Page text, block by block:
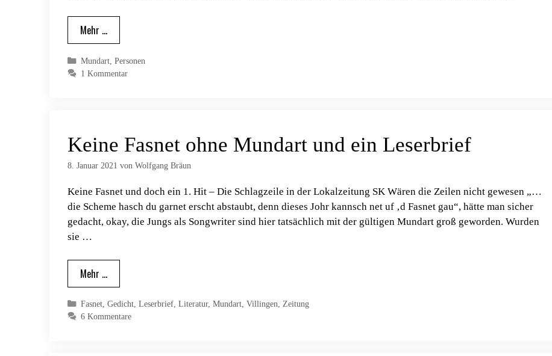
Mehr …
Kategorien
Mundart, Personen
1 Kommentar
Keine Fasnet ohne Mundart und ein Leserbrief
8. Januar 2021 von Wolfgang Bräun
Keine Fasnet und doch ein 1. Hit – Die Schlagzeile in der Lokalzeitung SK Wären die Zeilen nicht gewesen „…
die Scheme hasch du garnet erscht abstaubt, denn dieses Johr kannsch net uf ‚d Fasnet gau“, hätte man sicher
gedacht, okay, die Jungs als Songwriter sind hier tatsächlich mit der gültigen Mundart groß geworden. Wurden
sie …
Mehr …
Kategorien
Fasnet, Gedicht, Leserbrief, Literatur, Mundart, Villingen
Zeitung
6 Kommentare